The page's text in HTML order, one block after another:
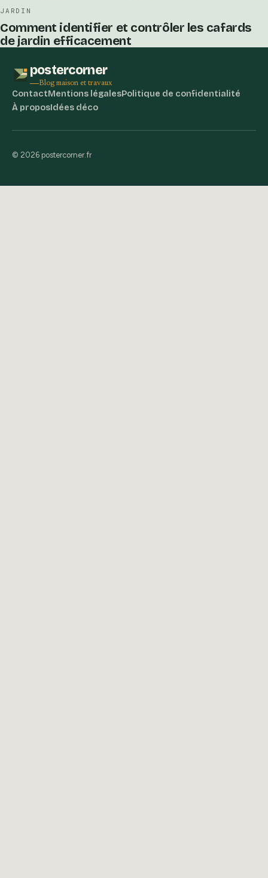
JARDIN
Comment identifier et contrôler les cafards
de jardin efficacement
postercorner
Blog maison et travaux
ContactMentions légalesPolitique de confidentialité
À proposIdées déco
© 2026 postercorner.fr